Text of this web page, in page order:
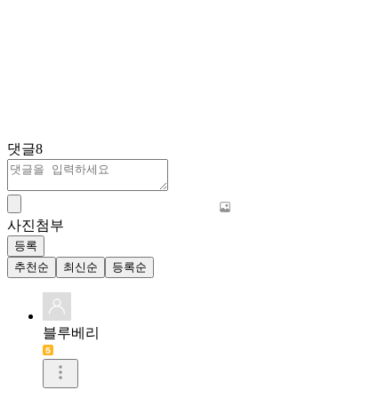
댓글8
사진첨부
등록
추천순
최신순 등록순
블루베리